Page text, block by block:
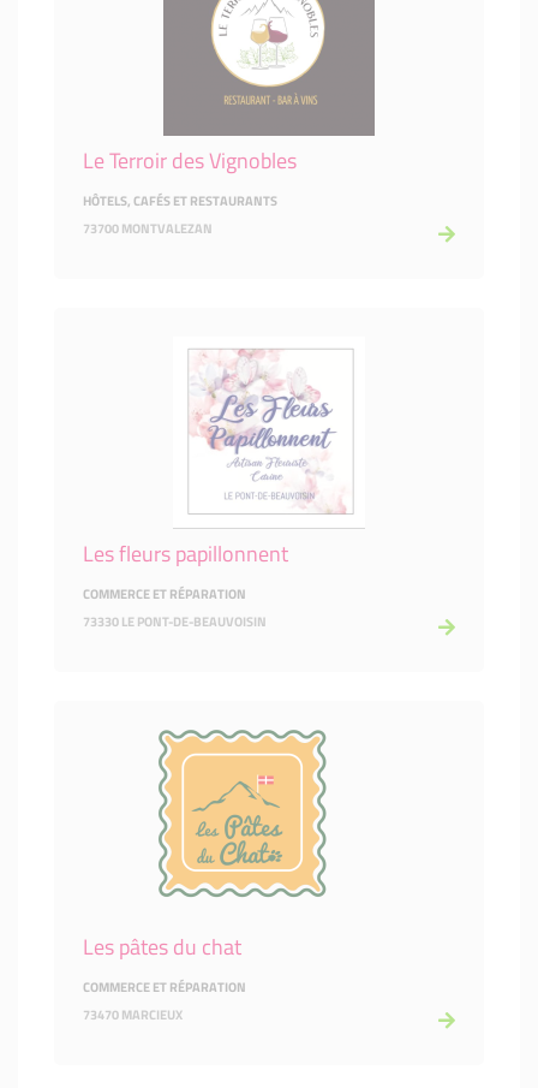
Le Terroir des Vignobles
HÔTELS, CAFÉS ET RESTAURANTS
73700 MONTVALEZAN
Les fleurs papillonnent
COMMERCE ET RÉPARATION
73330 LE PONT-DE-BEAUVOISIN
Les pâtes du chat
COMMERCE ET RÉPARATION
73470 MARCIEUX